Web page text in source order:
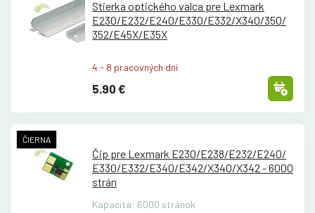
Stierka optického valca pre Lexmark
E230/E232/E240/E330/E332/X340/350/
352/E45X/E35X
4 - 8 pracovných dní
5.90 €
ČIERNA
Čip pre Lexmark E230/E238/E232/E240/
E330/E332/E340/E342/X340/X342 - 6000
strán
Kapacita: 6000 stránok